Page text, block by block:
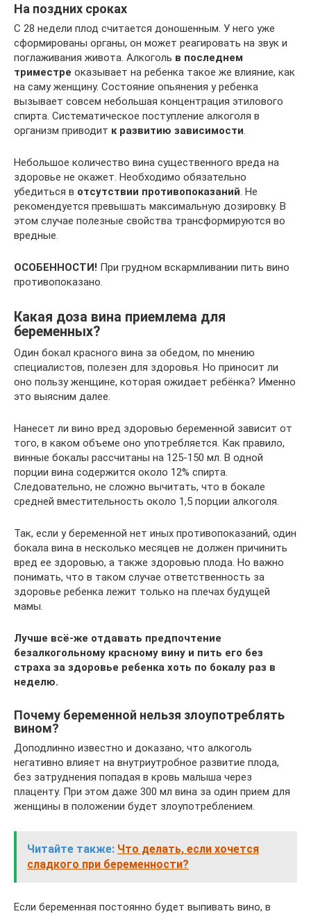
На поздних сроках
С 28 недели плод считается доношенным. У него уже
сформированы органы, он может реагировать на звук и
поглаживания живота. Алкоголь в последнем
триместре оказывает на ребенка такое же влияние, как
на саму женщину. Состояние опьянения у ребенка
вызывает совсем небольшая концентрация этилового
спирта. Систематическое поступление алкоголя в
организм приводит к развитию зависимости.
Небольшое количество вина существенного вреда на
здоровье не окажет. Необходимо обязательно
убедиться в отсутствии противопоказаний. Не
рекомендуется превышать максимальную дозировку. В
этом случае полезные свойства трансформируются во
вредные.
ОСОБЕННОСТИ! При грудном вскармливании пить вино
противопоказано.
Какая доза вина приемлема для
беременных?
Один бокал красного вина за обедом, по мнению
специалистов, полезен для здоровья. Но приносит ли
оно пользу женщине, которая ожидает ребёнка? Именно
это выясним далее.
Нанесет ли вино вред здоровью беременной зависит от
того, в каком объеме оно употребляется. Как правило,
винные бокалы рассчитаны на 125-150 мл. В одной
порции вина содержится около 12% спирта.
Следовательно, не сложно вычитать, что в бокале
средней вместительность около 1,5 порции алкоголя.
Так, если у беременной нет иных противопоказаний, один
бокала вина в несколько месяцев не должен причинить
вред ее здоровью, а также здоровью плода. Но важно
понимать, что в таком случае ответственность за
здоровье ребенка лежит только на плечах будущей
мамы.
Лучше всё-же отдавать предпочтение
безалкогольному красному вину и пить его без
страха за здоровье ребенка хоть по бокалу раз в
неделю.
Почему беременной нельзя злоупотреблять
вином?
Доподлинно известно и доказано, что алкоголь
негативно влияет на внутриутробное развитие плода,
без затруднения попадая в кровь малыша через
плаценту. При этом даже 300 мл вина за один прием для
женщины в положении будет злоупотреблением.
Читайте также: Что делать, если хочется
сладкого при беременности?
Если беременная постоянно будет выпивать вино, в